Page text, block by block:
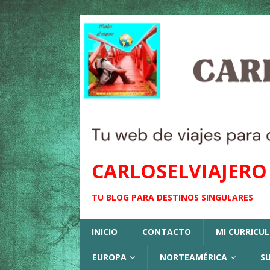
CARLOSELVIAJERO
TU BLOG PARA DESTINOS SINGULARES
INICIO CONTACTO MI
EUROPA NORTEAMÉRICA